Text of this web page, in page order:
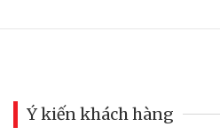
Ý kiến khách hàng